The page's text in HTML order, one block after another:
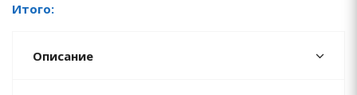
Итого:
Описание